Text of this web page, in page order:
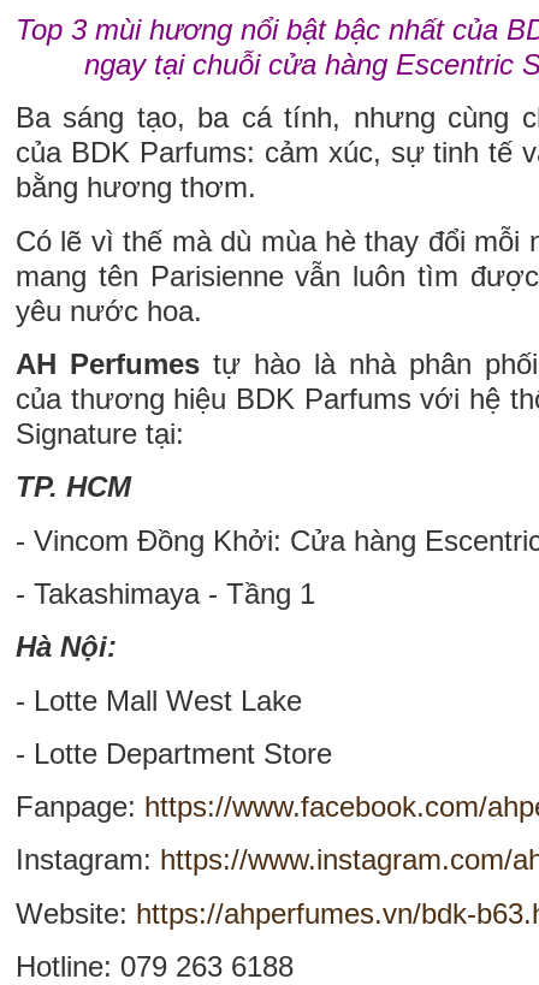
Top 3 mùi hương nổi bật bậc nhất của
ngay tại chuỗi cửa hàng Escentric
Ba sáng tạo, ba cá tính, nhưng cùng
của BDK Parfums: cảm xúc, sự tinh tế
bằng hương thơm.
Có lẽ vì thế mà dù mùa hè thay đổi mỗi
mang tên Parisienne vẫn luôn tìm
yêu nước hoa.
AH Perfumes tự hào là nhà phân
của thương hiệu BDK Parfums với hệ
Signature tại:
TP. HCM
- Vincom Đồng Khởi: Cửa hàng
- Takashimaya - Tầng 1
Hà Nội:
- Lotte Mall West Lake
- Lotte Department Store
Fanpage: https://www.facebook.com/
Instagram: https://www.instagram.com/
Website: https://ahperfumes.vn/bdk-
Hotline: 079 263 6188